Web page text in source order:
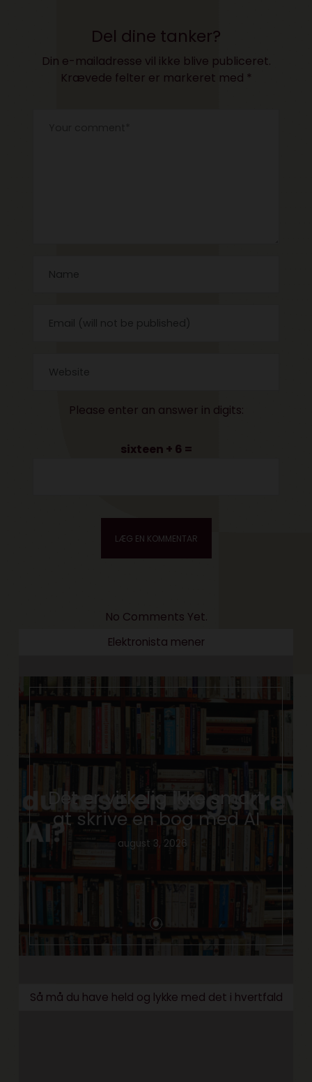
Del dine tanker?
Din e-mailadresse vil ikke blive publiceret.
Krævede felter er markeret med *
Please enter an answer in digits:
sixteen + 6 =
No Comments Yet.
Elektronista mener
Det er virkelig ikke smart
at skrive en bog med AI
august 3, 2026
Så må du have held og lykke med det i hvertfald